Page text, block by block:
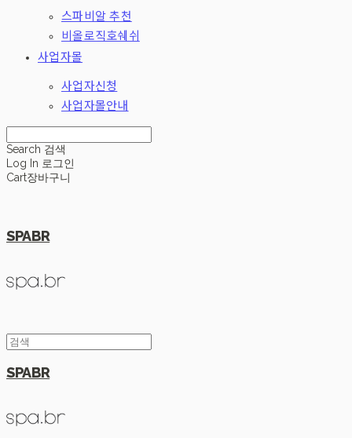
스파비알 추천
비올로직호쉐쉬
사업자몰
사업자신청
사업자몰안내
Search 검색
Log In 로그인
Cart장바구니
SPABR
SPABR